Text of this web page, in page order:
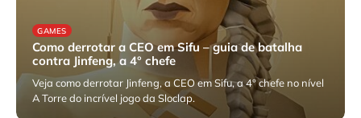
GAMES
Como derrotar a CEO em Sifu – guia de batalha
contra Jinfeng, a 4° chefe
Veja como derrotar Jinfeng, a CEO em Sifu, a 4° chefe no nível
A Torre do incrível jogo da Sloclap.